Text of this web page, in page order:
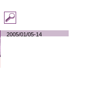
2005/01/05-14